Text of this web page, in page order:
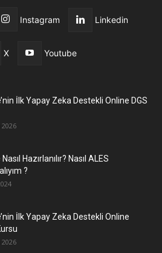
Instagram Linkedin
X Youtube
İlk Yapay Zeka Destekli Online DGS
2026
Hazırlanılır? Nasıl ALES
?
İlk Yapay Zeka Destekli Online
2026